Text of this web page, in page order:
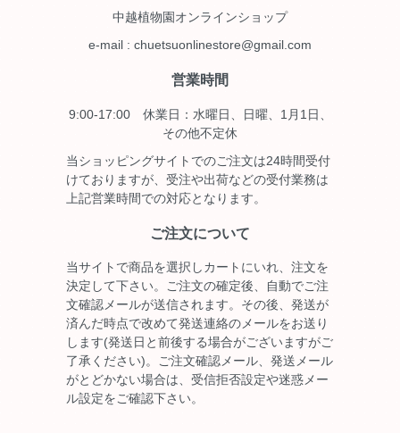
中越植物園オンラインショップ
e-mail : chuetsuonlinestore@gmail.com
営業時間
9:00-17:00 休業日：水曜日、日曜、1月1日、
その他不定休
当ショッピングサイトでのご注文は24時間受付
けておりますが、受注や出荷などの受付業務は
上記営業時間での対応となります。
ご注文について
当サイトで商品を選択しカートにいれ、注文を
決定して下さい。ご注文の確定後、自動でご注
文確認メールが送信されます。その後、発送が
済んだ時点で改めて発送連絡のメールをお送り
します(発送日と前後する場合がございますがご
了承ください)。ご注文確認メール、発送メール
がとどかない場合は、受信拒否設定や迷惑メー
ル設定をご確認下さい。